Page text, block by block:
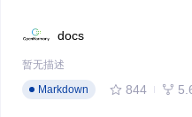
docs
暂无描述
Markdown
844